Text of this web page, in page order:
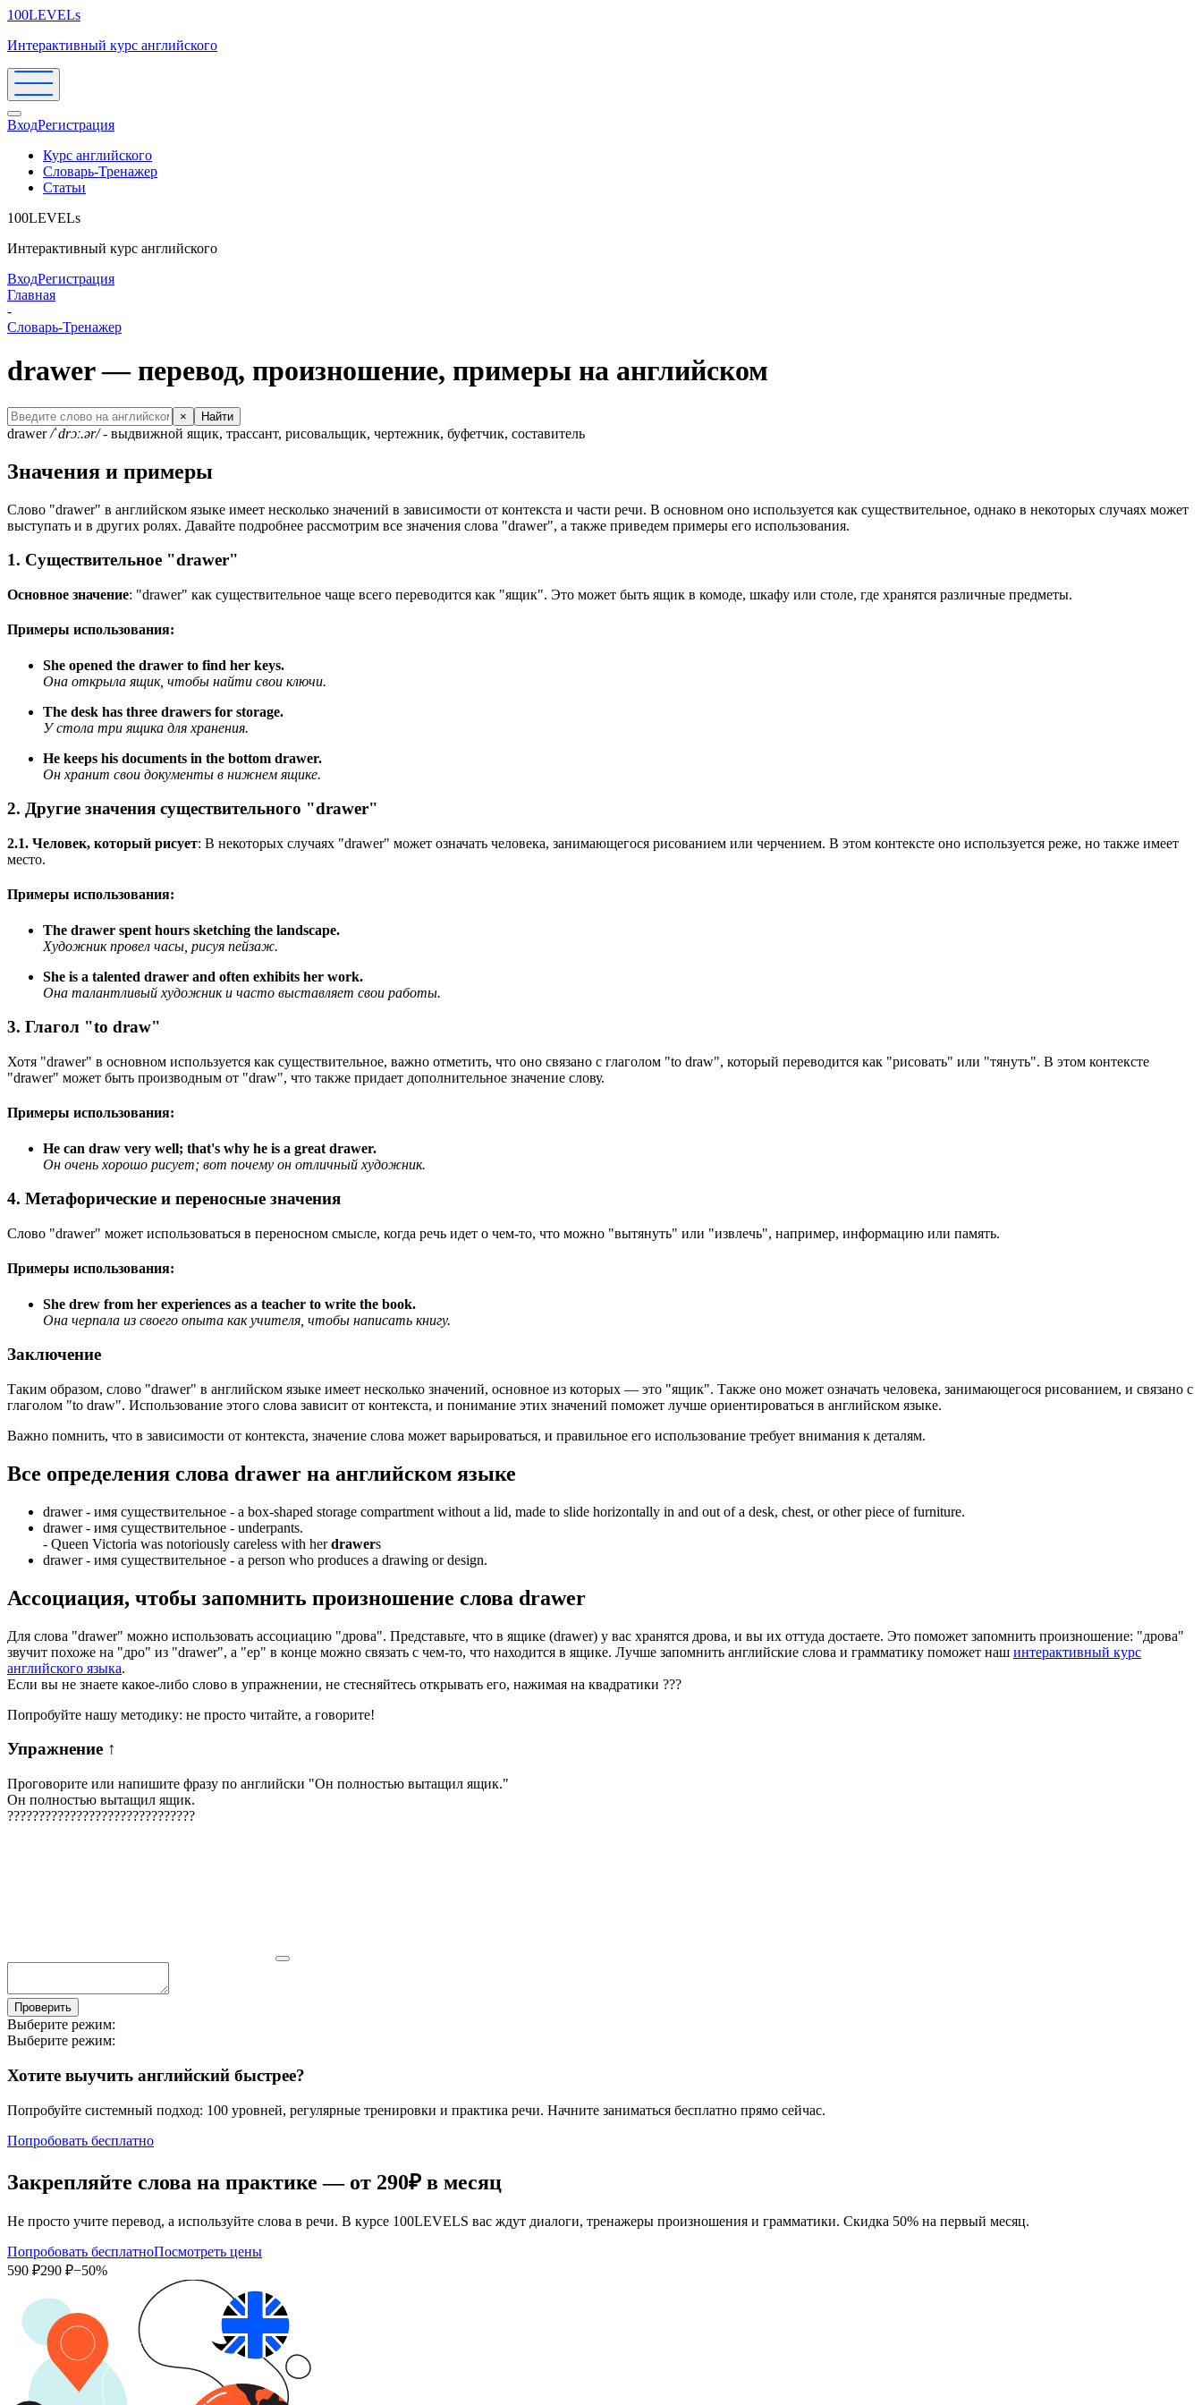
100LEVELs
Интерактивный курс английского
ВходРегистрация
Курс английского
Словарь-Тренажер
Статьи
100LEVELs
Интерактивный курс английского
ВходРегистрация
Главная
-
Словарь-Тренажер
drawer — перевод, произношение, примеры на английском
× Найти
drawer /ˈdrɔː.ər/- выдвижной ящик, трассант, рисовальщик, чертежник, буфетчик, составитель
Значения и примеры
Слово "drawer" в английском языке имеет несколько значений в зависимости от контекста и части речи. В основном оно используется как существительное, однако в некоторых случаях может
выступать и в других ролях. Давайте подробнее рассмотрим все значения слова "drawer", а также приведем примеры его использования.
1. Существительное "drawer"
Основное значение: "drawer" как существительное чаще всего переводится как "ящик". Это может быть ящик в комоде, шкафу или столе, где хранятся различные предметы.
Примеры использования:
She opened the drawer to find her keys.
Она открыла ящик, чтобы найти свои ключи.
The desk has three drawers for storage.
У стола три ящика для хранения.
He keeps his documents in the bottom drawer.
Он хранит свои документы в нижнем ящике.
2. Другие значения существительного "drawer"
2.1. Человек, который рисует: В некоторых случаях "drawer" может означать человека, занимающегося рисованием или черчением. В этом контексте оно используется реже, но также имеет
место.
Примеры использования:
The drawer spent hours sketching the landscape.
Художник провел часы, рисуя пейзаж.
She is a talented drawer and often exhibits her work.
Она талантливый художник и часто выставляет свои работы.
3. Глагол "to draw"
Хотя "drawer" в основном используется как существительное, важно отметить, что оно связано с глаголом "to draw", который переводится как "рисовать" или "тянуть". В этом контексте
"drawer" может быть производным от "draw", что также придает дополнительное значение слову.
Примеры использования:
He can draw very well; that's why he is a great drawer.
Он очень хорошо рисует; вот почему он отличный художник.
4. Метафорические и переносные значения
Слово "drawer" может использоваться в переносном смысле, когда речь идет о чем-то, что можно "вытянуть" или "извлечь", например, информацию или память.
Примеры использования:
She drew from her experiences as a teacher to write the book.
Она черпала из своего опыта как учителя, чтобы написать книгу.
Заключение
Таким образом, слово "drawer" в английском языке имеет несколько значений, основное из которых — это "ящик". Также оно может означать человека, занимающегося рисованием, и связано с
глаголом "to draw". Использование этого слова зависит от контекста, и понимание этих значений поможет лучше ориентироваться в английском языке.
Важно помнить, что в зависимости от контекста, значение слова может варьироваться, и правильное его использование требует внимания к деталям.
Все определения слова drawer на английском языке
drawer - имя существительное - a box-shaped storage compartment without a lid, made to slide horizontally in and out of a desk, chest, or other piece of furniture.
drawer - имя существительное - underpants.
- Queen Victoria was notoriously careless with herdrawers
drawer - имя существительное - a person who produces a drawing or design.
Ассоциация, чтобы запомнить произношение слова drawer
Для слова "drawer" можно использовать ассоциацию "дрова". Представьте, что в ящике (drawer) у вас хранятся дрова, и вы их оттуда достаете. Это поможет запомнить произношение: "дрова"
звучит похоже на "дро" из "drawer", а "ер" в конце можно связать с чем-то, что находится в ящике. Лучше запомнить английские слова и грамматику поможет наш интерактивный курс
английского языка.
Если вы не знаете какое-либо слово в упражнении, не стесняйтесь открывать его, нажимая на квадратики ???
Попробуйте нашу методику: не просто читайте, а говорите!
Упражнение ↑
Проговорите или напишите фразу по английски "Он полностью вытащил ящик."
Он полностью вытащил ящик.
??????????????????????????????
Проверить
Выберите режим:
Выберите режим:
Хотите выучить английский быстрее?
Попробуйте системный подход: 100 уровней, регулярные тренировки и практика речи. Начните заниматься бесплатно прямо сейчас.
Попробовать бесплатно
Закрепляйте слова на практике — от 290₽ в месяц
Не просто учите перевод, а используйте слова в речи. В курсе 100LEVELS вас ждут диалоги, тренажеры произношения и грамматики. Скидка 50% на первый месяц.
Попробовать бесплатноПосмотреть цены
590 ₽290 ₽−50%